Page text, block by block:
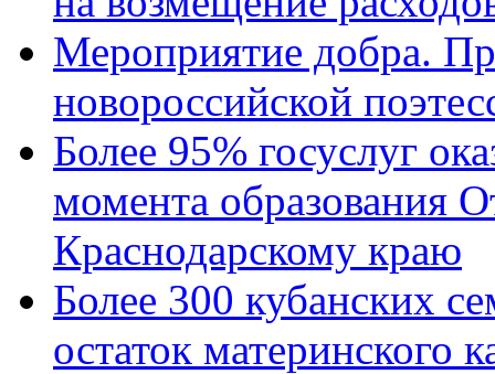
Мероприятие добра.
новороссийской
Более 95% госуслуг
момента образования
Краснодарскому краю
Более 300 кубанских
остаток материнского